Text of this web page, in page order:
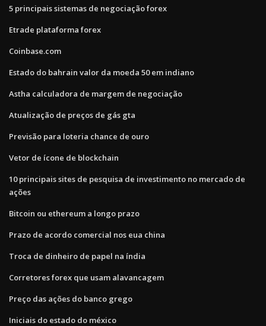
5 principais sistemas de negociação forex
Etrade plataforma forex
Coinbase.com
Estado do bahrain valor da moeda 50 em indiano
Astha calculadora de margem de negociação
Atualização de preços de gás gta
Previsão para loteria chance de ouro
Vetor de ícone de blockchain
10 principais sites de pesquisa de investimento no mercado de
ações
Bitcoin ou ethereum a longo prazo
Prazo de acordo comercial nos eua china
Troca de dinheiro de papel na índia
Corretores forex que usam alavancagem
Preço das ações do banco grego
Iniciais do estado do méxico